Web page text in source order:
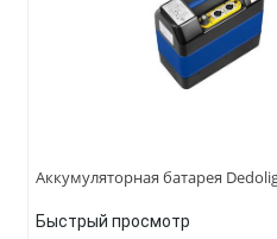
Аккумуляторная батарея
Быстрый просмотр